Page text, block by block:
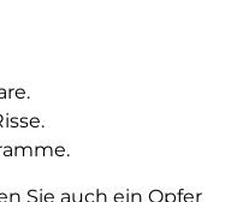
Sie auch ein Opfer